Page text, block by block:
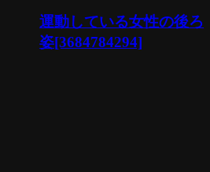
運動している女性の後ろ
姿[3684784294]